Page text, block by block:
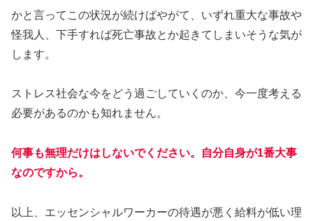
かと言ってこの状況が続けばやがて、いずれ重大な事故や
怪我人、下手すれば死亡事故とか起きてしまいそうな気が
します。
ストレス社会な今をどう過ごしていくのか、今一度考える
必要があるのかも知れません。
何事も無理だけはしないでください。自分自身が1番大事
なのですから。
以上、エッセンシャルワーカーの待遇が悪く給料が低い理